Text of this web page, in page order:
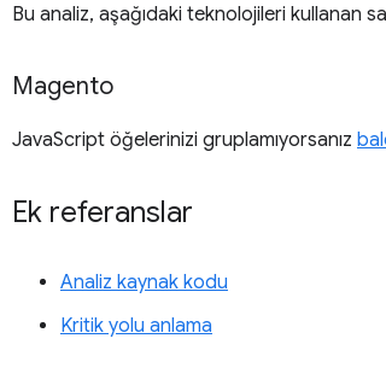
Bu analiz, aşağıdaki teknolojileri kullanan
Magento
JavaScript öğelerinizi gruplamıyorsanız
Ek referanslar
Analiz kaynak kodu
Kritik yolu anlama